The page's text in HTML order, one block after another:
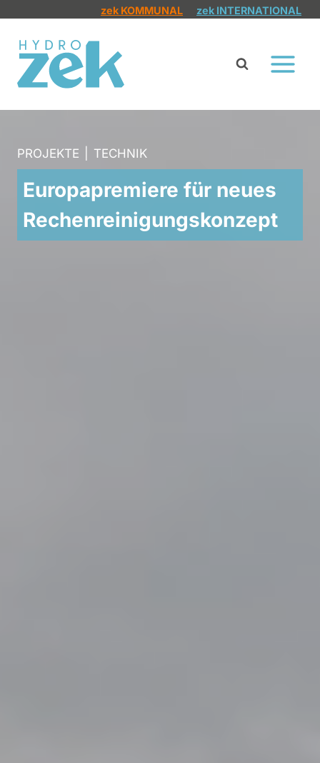
springen
zek KOMMUNAL zek INTERNATIONAL
PROJEKTE TECHNIK
Europapremiere für neues
Rechenreinigungskonzept